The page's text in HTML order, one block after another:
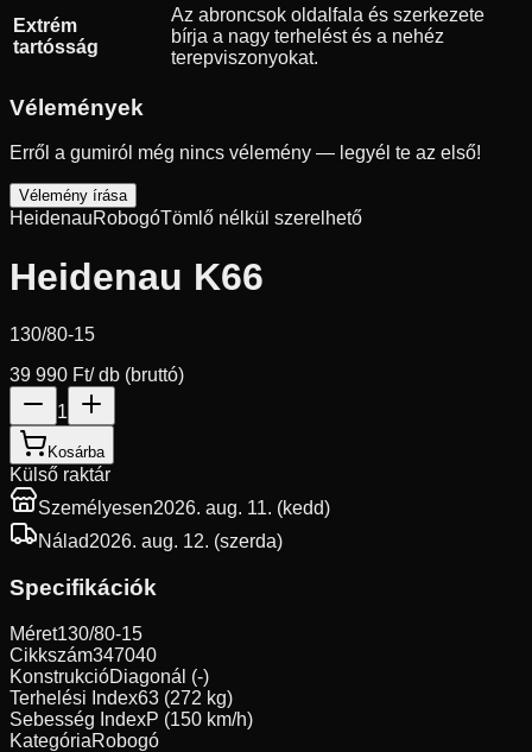
Extrém
tartósság
Az abroncsok oldalfala és szerkezete
bírja a nagy terhelést és a nehéz
terepviszonyokat.
Vélemények
Erről a gumiról még nincs vélemény — legyél te az első!
Vélemény írása
HeidenauRobogóTömlő nélkül szerelhető
Heidenau K66
130/80-15
39 990 Ft/ db (bruttó)
1
Kosárba
Külső raktár
Személyesen2026. aug. 11. (kedd)
Nálad2026. aug. 12. (szerda)
Specifikációk
Méret130/80-15
Cikkszám347040
KonstrukcióDiagonál (-)
Terhelési Index63 (272 kg)
Sebesség IndexP (150 km/h)
KategóriaRobogó